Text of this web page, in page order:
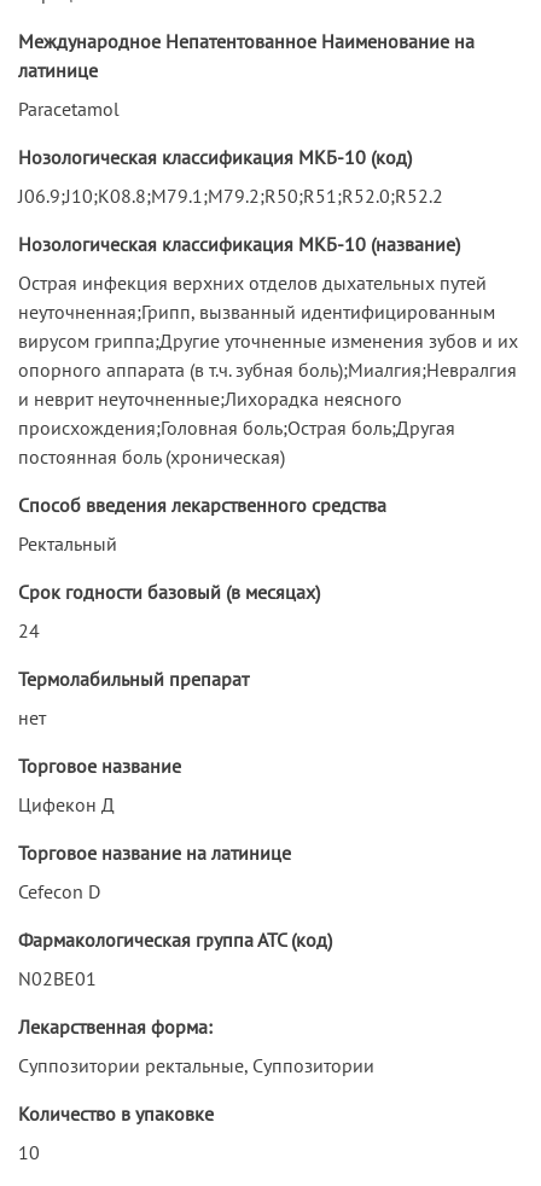
Международное Непатентованное Наименование на
латинице
Paracetamol
Нозологическая классификация МКБ-10 (код)
J06.9;J10;K08.8;M79.1;M79.2;R50;R51;R52.0;R52.2
Нозологическая классификация МКБ-10 (название)
Острая инфекция верхних отделов дыхательных путей
неуточненная;Грипп, вызванный идентифицированным
вирусом гриппа;Другие уточненные изменения зубов и их
опорного аппарата (в т.ч. зубная боль);Миалгия;Невралгия
и неврит неуточненные;Лихорадка неясного
происхождения;Головная боль;Острая боль;Другая
постоянная боль (хроническая)
Способ введения лекарственного средства
Ректальный
Срок годности базовый (в месяцах)
24
Термолабильный препарат
нет
Торговое название
Цифекон Д
Торговое название на латинице
Cefecon D
Фармакологическая группа АТС (код)
N02BE01
Лекарственная форма:
Суппозитории ректальные, Суппозитории
Количество в упаковке
10